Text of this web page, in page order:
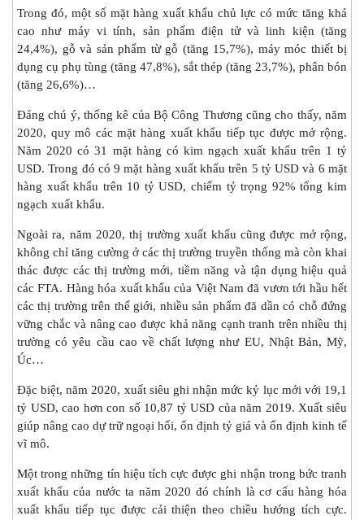
Trong đó, một số mặt hàng xuất khẩu chủ lực có mức tăng khá
cao như máy vi tính, sản phẩm điện tử và linh kiện (tăng
24,4%), gỗ và sản phẩm từ gỗ (tăng 15,7%), máy móc thiết bị
dụng cụ phụ tùng (tăng 47,8%), sắt thép (tăng 23,7%), phân bón
(tăng 26,6%)…
Đáng chú ý, thống kê của Bộ Công Thương cũng cho thấy, năm
2020, quy mô các mặt hàng xuất khẩu tiếp tục được mở rộng.
Năm 2020 có 31 mặt hàng có kim ngạch xuất khẩu trên 1 tỷ
USD. Trong đó có 9 mặt hàng xuất khẩu trên 5 tỷ USD và 6 mặt
hàng xuất khẩu trên 10 tỷ USD, chiếm tỷ trọng 92% tổng kim
ngạch xuất khẩu.
Ngoài ra, năm 2020, thị trường xuất khẩu cũng được mở rộng,
không chỉ tăng cường ở các thị trường truyền thống mà còn khai
thác được các thị trường mới, tiềm năng và tận dụng hiệu quả
các FTA. Hàng hóa xuất khẩu của Việt Nam đã vươn tới hầu hết
các thị trường trên thế giới, nhiều sản phẩm đã dần có chỗ đứng
vững chắc và nâng cao được khả năng cạnh tranh trên nhiều thị
trường có yêu cầu cao về chất lượng như EU, Nhật Bản, Mỹ,
Úc…
Đặc biệt, năm 2020, xuất siêu ghi nhận mức kỷ lục mới với 19,1
tỷ USD, cao hơn con số 10,87 tỷ USD của năm 2019. Xuất siêu
giúp nâng cao dự trữ ngoại hối, ổn định tỷ giá và ổn định kinh tế
vĩ mô.
Một trong những tín hiệu tích cực được ghi nhận trong bức tranh
xuất khẩu của nước ta năm 2020 đó chính là cơ cấu hàng hóa
xuất khẩu tiếp tục được cải thiện theo chiều hướng tích cực.